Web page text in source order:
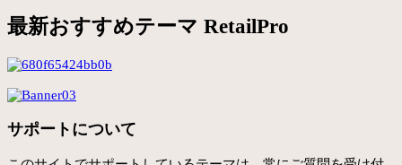
最新おすすめテーマ RetailPro
サポートについて